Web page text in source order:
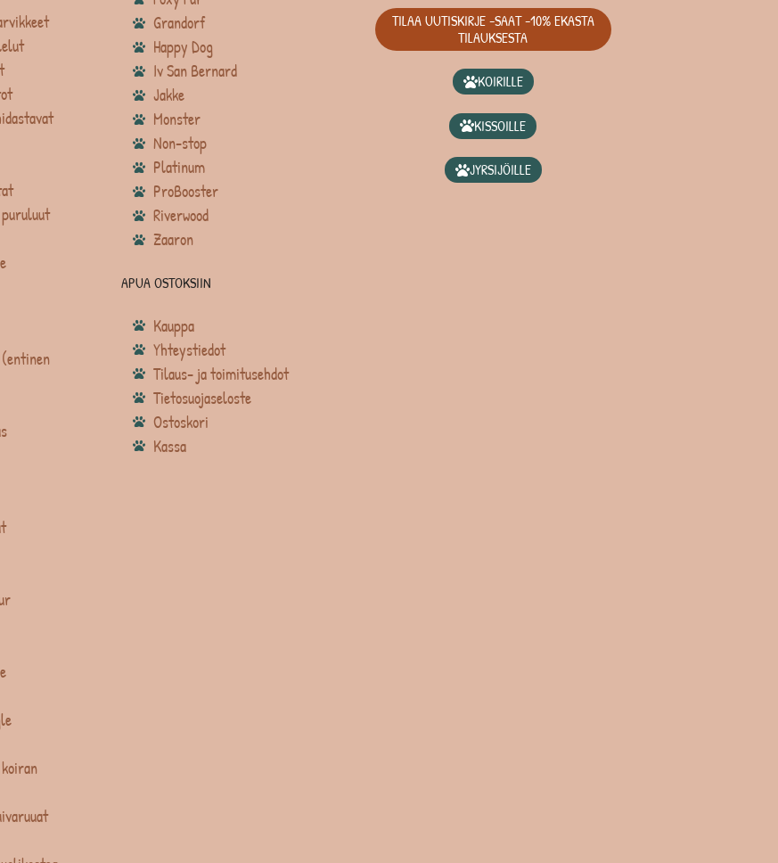
Grandorf
Happy Dog
Iv San Bernard
Jakke
Monster
Non-stop
Platinum
ProBooster
Riverwood
Zaaron
APUA OSTOKSIIN
Kauppa
Yhteystiedot
Tilaus- ja toimitusehdot
Tietosuojaseloste
Ostoskori
Kassa
TILAA UUTISKIRJE -SAAT -10% EKASTA
TILAUKSESTA
KOIRILLE
KISSOILLE
JYRSIJÖILLE